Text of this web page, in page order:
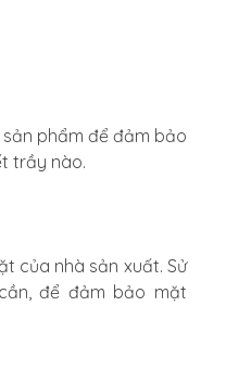
phẩm để đảm bảo
trầy nào.
của nhà sản xuất. Sử
để đảm bảo mặt